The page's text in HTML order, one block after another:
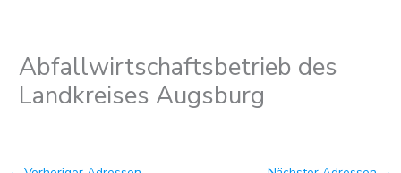
Abfallwirtschaftsbetrieb des
Landkreises Augsburg